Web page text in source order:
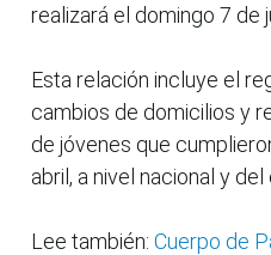
realizará el domingo 7 de
Esta relación incluye el
cambios de domicilios y
de jóvenes que
abril, a nivel nacional y del
Lee también: Cuerpo de